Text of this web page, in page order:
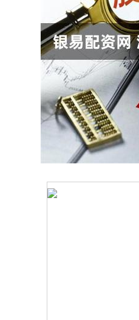
上证指数